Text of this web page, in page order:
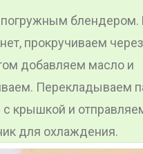
блендером.
прокручиваем
добавляем масло и
Перекладываем
с крышкой и
для охлаждения.